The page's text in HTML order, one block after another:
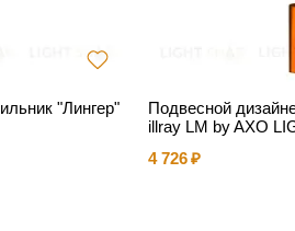
"Лингер"
Подвесной
illray LM by AXO
4 726